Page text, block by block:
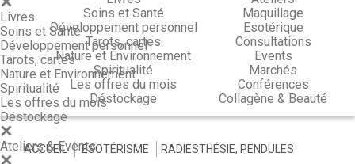
Livres
Soins et Santé
Développement personnel
Tarots, cartes
Nature et Environnement
Spiritualité
Les offres du mois
Déstockage
Ateliers & Events
Soins et Santé
Développement personnel
Tarots, cartes
Nature et Environnement
Spiritualité
Les offres du mois
Déstockage
Maquillage
Esotérique
Consultations
Events
Marchés
Conférences
Collagène & Beauté
ACCUEIL> ESOTÉRISME RADIESTHÉSIE, PENDULES